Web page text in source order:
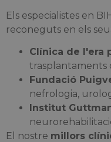
Els especialistes en
reconeguts en els
Clínica de l'era
trasplantaments
Fundació
nefrologia,
Institut
El nostre millors